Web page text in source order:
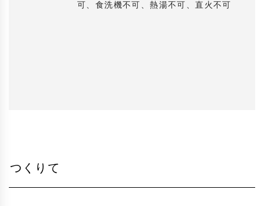
可、食洗機不可、熱湯不可、直火不可
つくりて